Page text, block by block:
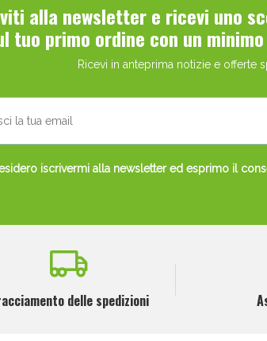
alla newsletter e ricevi uno
tuo primo ordine con un
Ricevi in anteprima notizie e offerte
iscrivermi alla newsletter ed esprimo il
delle spedizioni